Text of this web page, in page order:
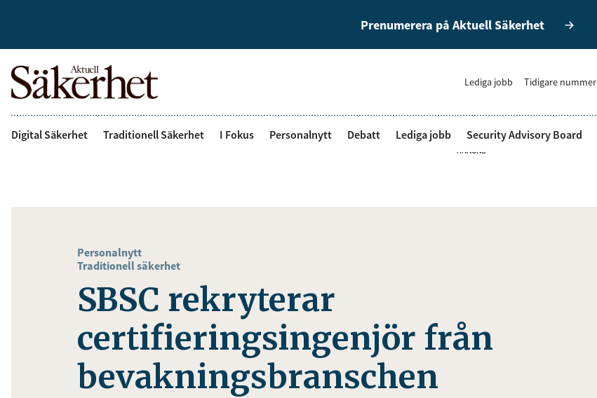
Prenumerera på Aktuell Säkerhet
Lediga jobb Tidigare nummer
Digital Säkerhet Traditionell Säkerhet I Fokus Personalnytt Debatt Lediga jobb Security Advisory Board
ANNONS
Personalnytt
Traditionell säkerhet
SBSC rekryterar
certifieringsingenjör från
bevakningsbranschen